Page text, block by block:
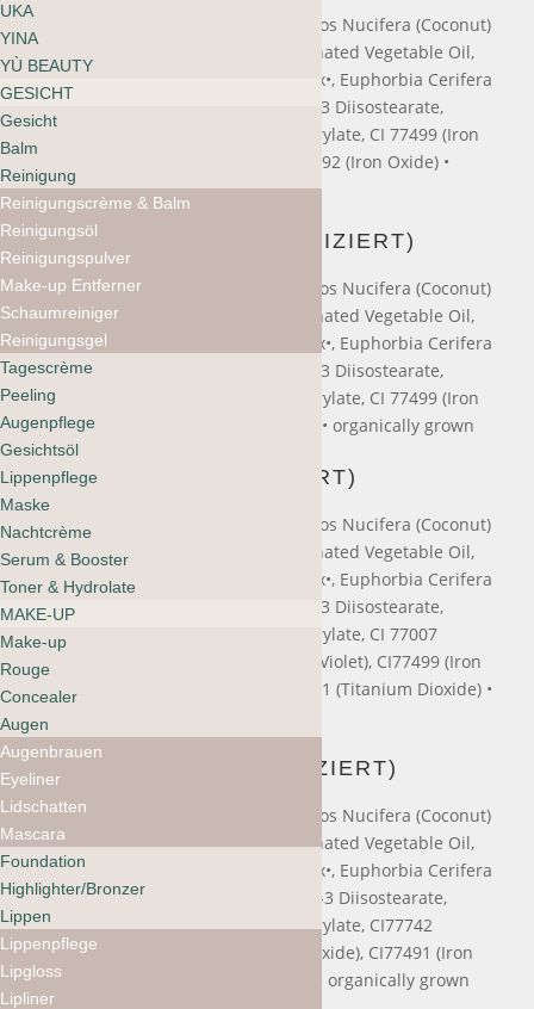
Octyldodecyl Stearoyl Stearate, Cocos Nucifera (Coconut)
Oil•, C10-18 Triglycerides, Hydrogenated Vegetable Oil,
Copernicia Cerifera (Carnauba) Wax•, Euphorbia Cerifera
(Candelilla) Wax, Mica, Polyglyceryl-3 Diisostearate,
Oryzanol, Tocopherol, Glyceryl Caprylate, CI 77499 (Iron
Oxide), CI 77491 (Iron Oxide), CI 77492 (Iron Oxide) •
organically grown
SCHWARZ (BIO-ZERTIFIZIERT)
Octyldodecyl Stearoyl Stearate, Cocos Nucifera (Coconut)
Oil•, C10-18 Triglycerides, Hydrogenated Vegetable Oil,
Copernicia Cerifera (Carnauba) Wax•, Euphorbia Cerifera
(Candelilla) Wax, Mica, Polyglyceryl-3 Diisostearate,
Oryzanol, Tocopherol, Glyceryl Caprylate, CI 77499 (Iron
Oxide), CI 77891 (Titanium Dioxide) • organically grown
BLAU (BIO-ZERTIFIZIERT)
Octyldodecyl Stearoyl Stearate, Cocos Nucifera (Coconut)
Oil•, C10-18 Triglycerides, Hydrogenated Vegetable Oil,
Copernicia Cerifera (Carnauba) Wax•, Euphorbia Cerifera
(Candelilla) Wax, Mica, Polyglyceryl-3 Diisostearate,
Oryzanol, Tocopherol, Glyceryl Caprylate, CI 77007
(Ultramarine),CI77742 (Manganese Violet), CI77499 (Iron
Oxide), CI77492 (Iron Oxide), CI77891 (Titanium Dioxide) •
organically grown
VIOLETT (BIO-ZERTIFIZIERT)
Octyldodecyl Stearoyl Stearate, Cocos Nucifera (Coconut)
Oil•, C10-18 Triglycerides, Hydrogenated Vegetable Oil,
Copernicia Cerifera (Carnauba) Wax•, Euphorbia Cerifera
(Candelilla) Wax, Silica, Polyglyceryl-3 Diisostearate,
Oryzanol, Tocopherol, Glyceryl Caprylate, CI77742
(Manganese Violet), CI77499 (Iron Oxide), CI77491 (Iron
Oxide), CI77891 (Titanium Dioxide) • organically grown
UKA
YINA
YÙ BEAUTY
GESICHT
Gesicht
Balm
Reinigung
Reinigungscrème & Balm
Reinigungsöl
Reinigungspulver
Make-up Entferner
Schaumreiniger
Reinigungsgel
Tagescrème
Peeling
Augenpflege
Gesichtsöl
Lippenpflege
Maske
Nachtcrème
Serum & Booster
Toner & Hydrolate
MAKE-UP
Make-up
Rouge
Concealer
Augen
Augenbrauen
Eyeliner
Lidschatten
Mascara
Foundation
Highlighter/Bronzer
Lippen
Lippenpflege
Lipgloss
Lipliner